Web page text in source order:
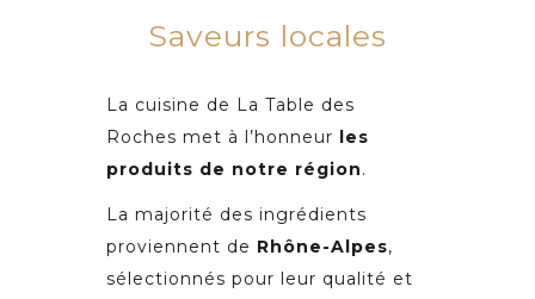
Saveurs locales
La cuisine de La Table des
Roches met à l’honneur les
produits de notre région.
La majorité des ingrédients
proviennent de Rhône-Alpes,
sélectionnés pour leur qualité et